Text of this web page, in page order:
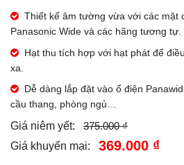
Thiết kế âm tường vừa với các mặt
Panasonic Wide và các hãng tương tự.
Hạt thu tích hợp với hạt phát để
xa.
Dễ dàng lắp đặt vào ổ điện
cầu thang, phòng ngủ…
Giá niêm yết:
375.000 ₫
Giá khuyến mại:
369.000 ₫